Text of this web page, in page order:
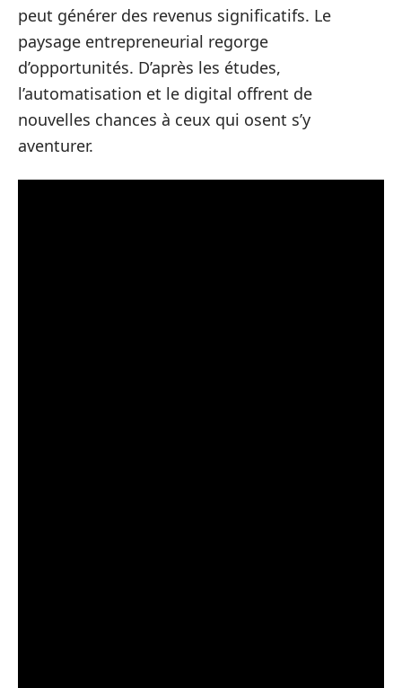
peut générer des revenus significatifs. Le
paysage entrepreneurial regorge
d’opportunités. D’après les études,
l’automatisation et le digital offrent de
nouvelles chances à ceux qui osent s’y
aventurer.